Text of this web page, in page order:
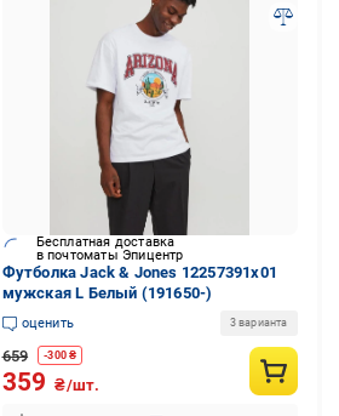
Бесплатная доставка
в почтоматы Эпицентр
Футболка Jack & Jones 12257391x01
мужская L Белый (191650-)
оценить 3 варианта
659 -300₴
359 ₴/шт.